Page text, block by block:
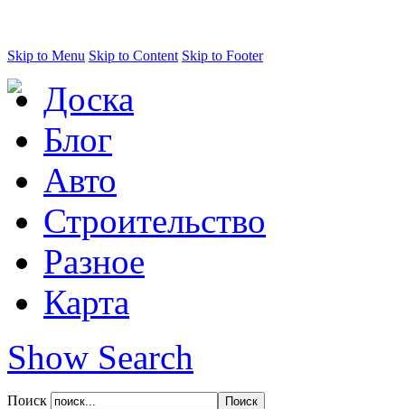
Skip to Menu Skip to Content Skip to Footer
Доска
Блог
Авто
Строительство
Разное
Карта
Show Search
Поиск